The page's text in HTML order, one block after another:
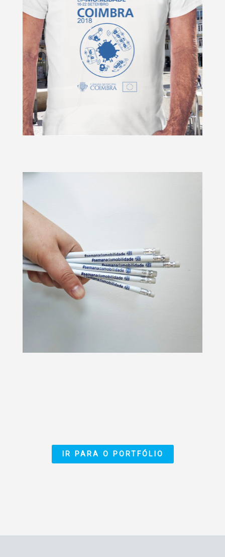
IR PARA O PORTFÓLIO